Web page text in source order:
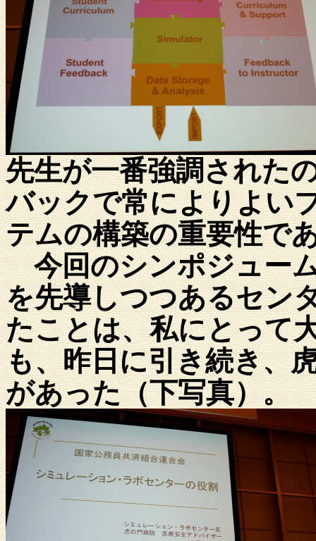
先生が一番強調された
バックで常によりよい
テムの構築の重要性で
今回のシンポジュー
を先導しつつあるセン
たことは、私にとって
も、昨日に引き続き、
があった（下写真）。